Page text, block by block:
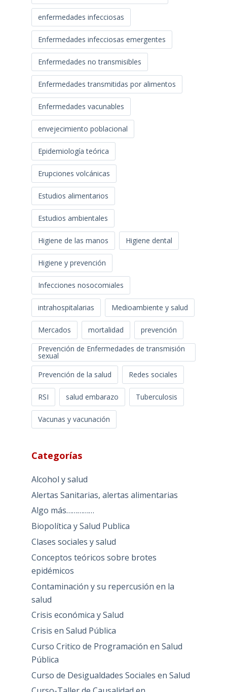
enfermedades infecciosas
Enfermedades infecciosas emergentes
Enfermedades no transmisibles
Enfermedades transmitidas por alimentos
Enfermedades vacunables
envejecimiento poblacional
Epidemiología teórica
Erupciones volcánicas
Estudios alimentarios
Estudios ambientales
Higiene de las manos Higiene dental
Higiene y prevención
Infecciones nosocomiales
intrahospitalarias Medioambiente y salud
Mercados mortalidad
prevención
Prevención de Enfermedades de transmisión
sexual
Prevención de la salud
Redes sociales
RSI salud embarazo Tuberculosis
Vacunas y vacunación
Categorías
Alcohol y salud
Alertas Sanitarias, alertas alimentarias
Algo más……………
Biopolítica y Salud Publica
Clases sociales y salud
Conceptos teóricos sobre brotes
epidémicos
Contaminación y su repercusión en la
salud
Crisis económica y Salud
Crisis en Salud Pública
Curso Critico de Programación en Salud
Pública
Curso de Desigualdades Sociales en Salud